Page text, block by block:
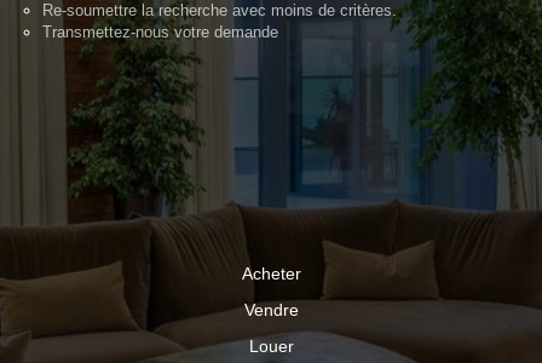
Re-soumettre la recherche avec moins de critères.
Transmettez-nous votre demande
Acheter
Vendre
Louer